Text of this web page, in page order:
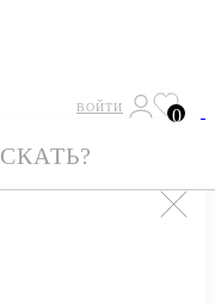
ВОЙТИ 0